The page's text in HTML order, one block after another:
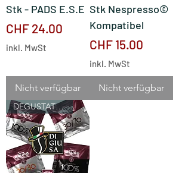
Stk - PADS E.S.E
Preis
CHF 24.00
inkl. MwSt
Nicht verfügbar
Stk Nespresso©
Kompatibel
Preis
CHF 15.00
inkl. MwSt
Nicht verfügbar
DEGUSTATIONSBOX